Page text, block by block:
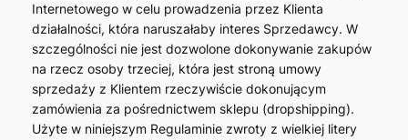
Internetowego w celu prowadzenia przez Klienta
działalności, która naruszałaby interes Sprzedawcy. W
szczególności nie jest dozwolone dokonywanie zakupów
na rzecz osoby trzeciej, która jest stroną umowy
sprzedaży z Klientem rzeczywiście dokonującym
zamówienia za pośrednictwem sklepu (dropshipping).
Użyte w niniejszym Regulaminie zwroty z wielkiej litery